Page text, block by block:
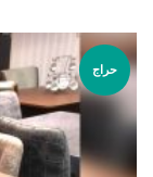
حراج